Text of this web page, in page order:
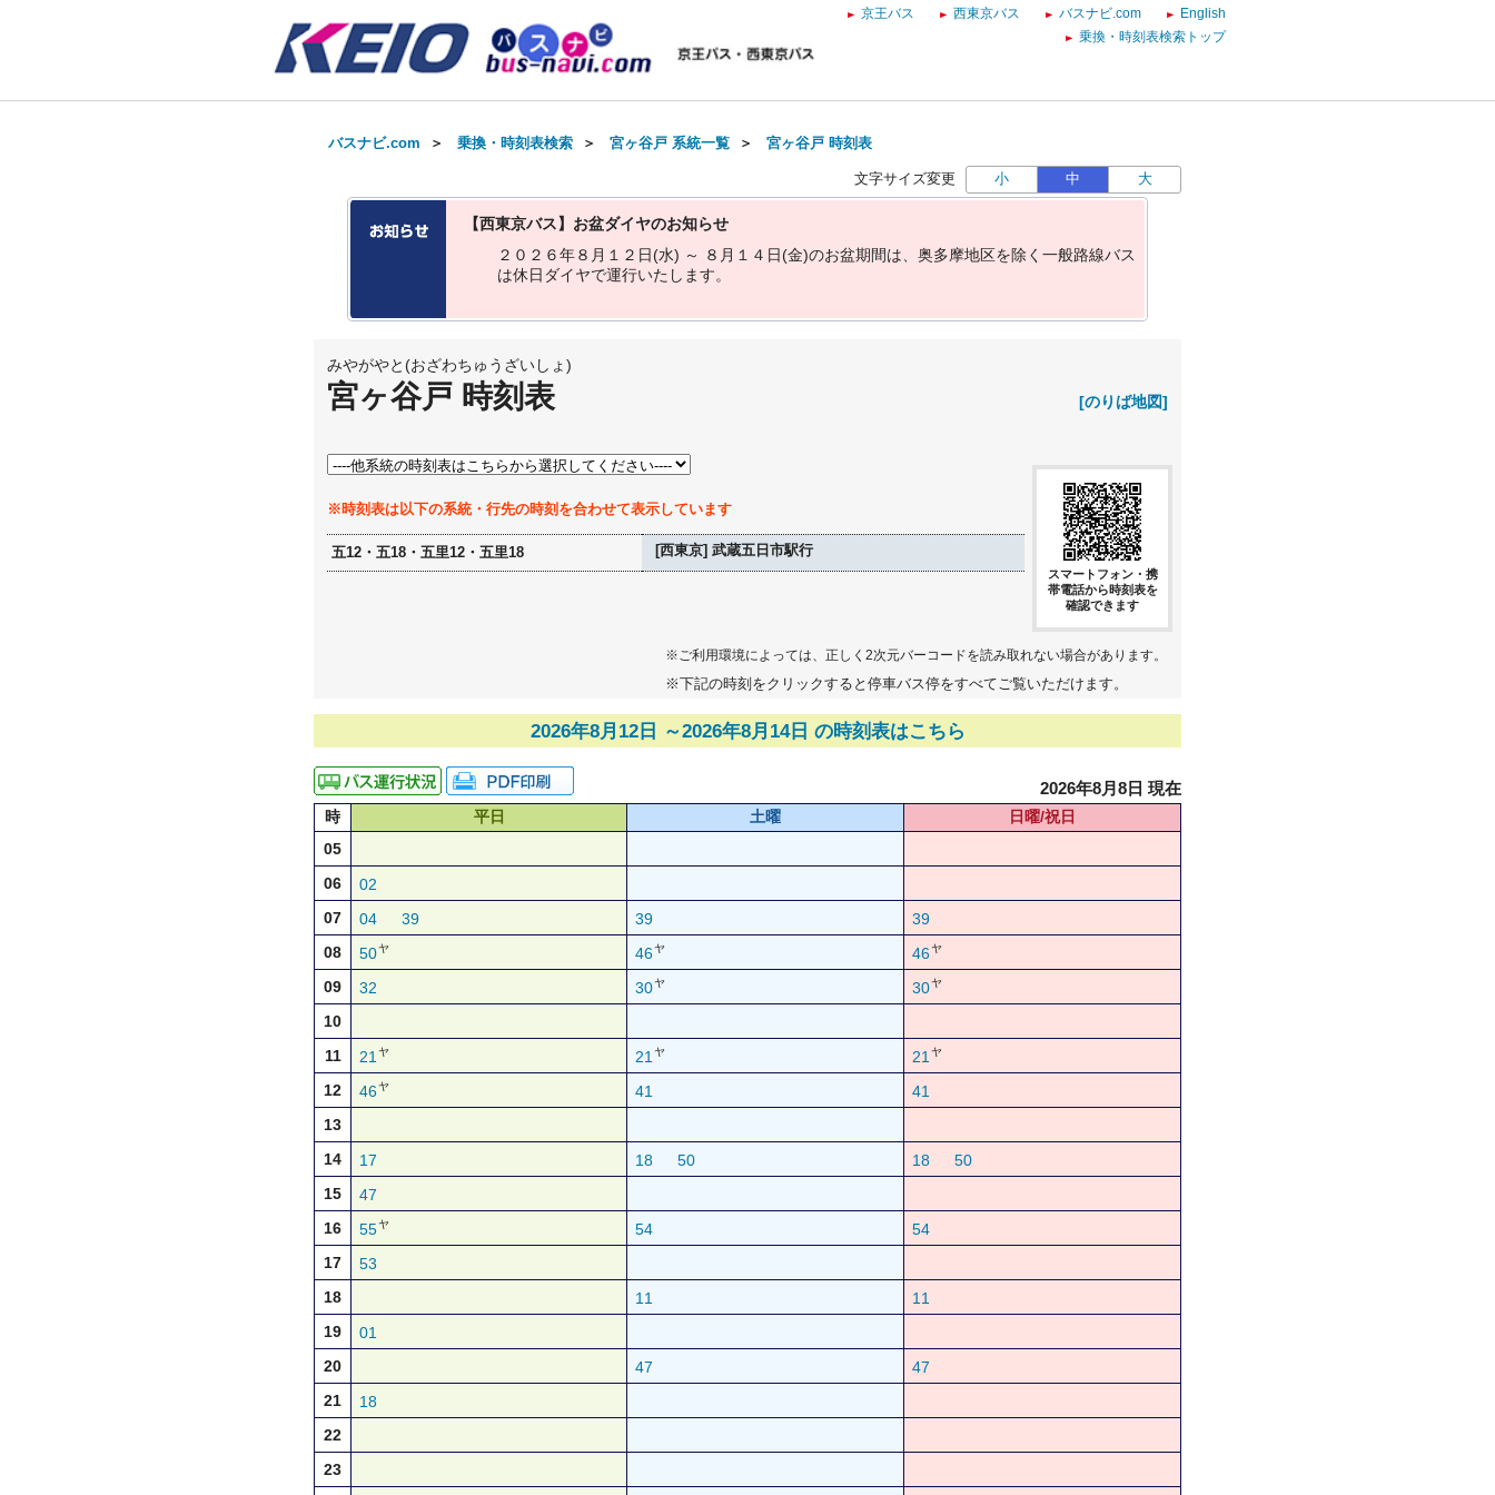
京王バス 西東京バス バスナビ.com
English
乗換・時刻表検索トップ
バスナビ.com ＞ 乗換・時刻表検索 ＞ 宮ヶ谷戸 系統一覧 ＞ 宮ヶ谷戸 時刻表
文字サイズ変更 小 中 大
【西東京バス】お盆ダイヤのお知らせ
２ ０ ２ ６年８ 月 １ ２ 日(水) ～ ８ 月 １ ４ 日(金)のお盆期間は 奥多摩地区を除 く 一般路線バス
は休日 ダイヤで運行いた し ます。
みやがやと(おざわちゅうざいしょ)
宮ヶ谷戸 時刻表 [のりば地図]
※時刻表は以下の系統・行先の時刻を合わせて表示しています
五12・五18・五里12・五里18 [西東京] 武蔵五日市駅行
スマートフォン・携
帯電話から時刻表を
確認できます
※ご利用環境によっては、正しく2次元バーコードを読み取れない場合があります。
※下記の時刻をクリックすると停車バス停をすべてご覧いただけます。
2026年8月12日 ～2026年8月14日 の時刻表はこちら
2026年8月8日 現在
時 平日 土曜
日曜/祝日
05
06
02
07
04 39 39
39
08
50ヤ 46ヤ 46ヤ
09 32 30ヤ 30ヤ
10
11
21 ヤ 21 ヤ 21 ヤ
12 46ヤ 41
41
13
14
17 18 50 18
50
15
47
16
55ヤ 54
54
17
53
18
11
11
19
01
20
47
47
21
18
22
23